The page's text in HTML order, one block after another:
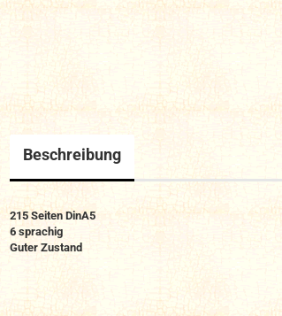
Beschreibung
215 Seiten DinA5
6 sprachig
Guter Zustand